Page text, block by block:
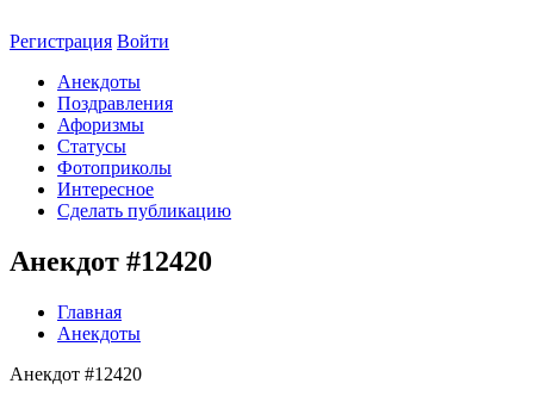
Регистрация Войти
Анекдоты
Поздравления
Афоризмы
Статусы
Фотоприколы
Интересное
Сделать публикацию
Анекдот #12420
Главная
Анекдоты
Анекдот #12420